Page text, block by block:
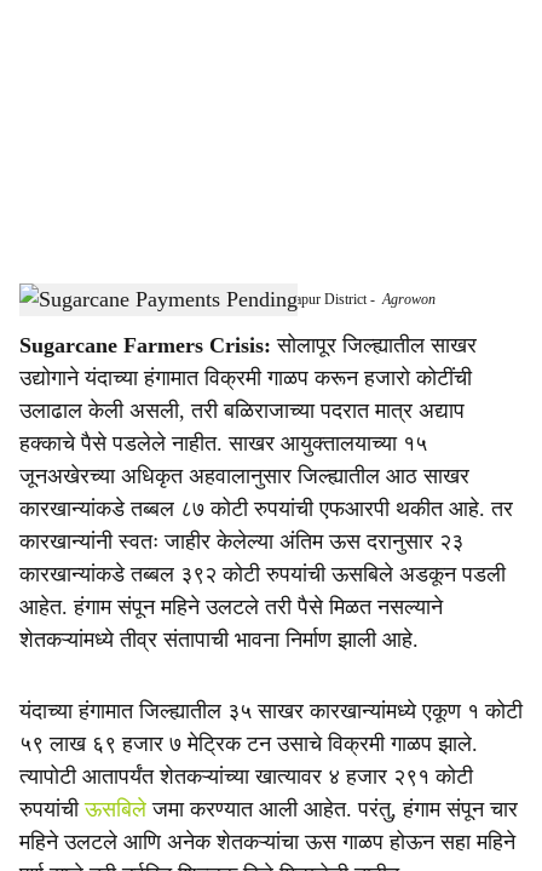
a
r
e
₹392 Crore Sugarcane Payments Pending in Solapur District-Agrowon
Sugarcane Farmers Crisis: सोलापूर जिल्ह्यातील साखर
उद्योगाने यंदाच्या हंगामात विक्रमी गाळप करून हजारो कोटींची
उलाढाल केली असली, तरी बळिराजाच्या पदरात मात्र अद्याप
हक्काचे पैसे पडलेले नाहीत. साखर आयुक्तालयाच्या १५
जूनअखेरच्या अधिकृत अहवालानुसार जिल्ह्यातील आठ साखर
कारखान्यांकडे तब्बल ८७ कोटी रुपयांची एफआरपी थकीत आहे. तर
कारखान्यांनी स्वतः जाहीर केलेल्या अंतिम ऊस दरानुसार २३
कारखान्यांकडे तब्बल ३९२ कोटी रुपयांची ऊसबिले अडकून पडली
आहेत. हंगाम संपून महिने उलटले तरी पैसे मिळत नसल्याने
शेतकऱ्यांमध्ये तीव्र संतापाची भावना निर्माण झाली आहे.
यंदाच्या हंगामात जिल्ह्यातील ३५ साखर कारखान्यांमध्ये एकूण १ कोटी
५९ लाख ६९ हजार ७ मेट्रिक टन उसाचे विक्रमी गाळप झाले.
त्यापोटी आतापर्यंत शेतकऱ्यांच्या खात्यावर ४ हजार २९१ कोटी
रुपयांचीऊसबिलेजमा करण्यात आली आहेत. परंतु, हंगाम संपून चार
महिने उलटले आणि अनेक शेतकऱ्यांचा ऊस गाळप होऊन सहा महिने